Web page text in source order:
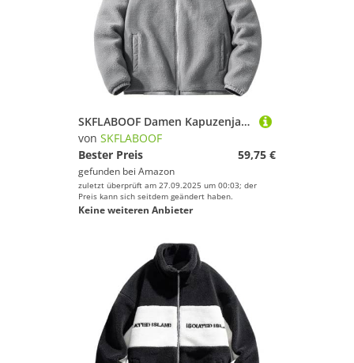
SKFLABOOF Damen Kapuzenjacke Sherpa Jacke Damen Teddybär Zip Up Hoodie Sweatshirt Casual Winter Warm Weich Outwear Mantel
von SKFLABOOF
Bester Preis
59,75 €
gefunden bei Amazon
zuletzt überprüft am 27.09.2025 um 00:03; der
Preis kann sich seitdem geändert haben.
Keine weiteren Anbieter